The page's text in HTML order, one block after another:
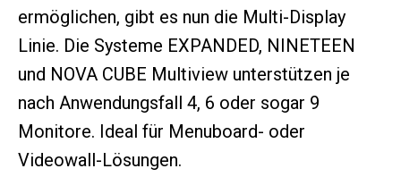
ermöglichen, gibt es nun die Multi-Display
Linie. Die Systeme EXPANDED, NINETEEN
und NOVA CUBE Multiview unterstützen je
nach Anwendungsfall 4, 6 oder sogar 9
Monitore. Ideal für Menuboard- oder
Videowall-Lösungen.